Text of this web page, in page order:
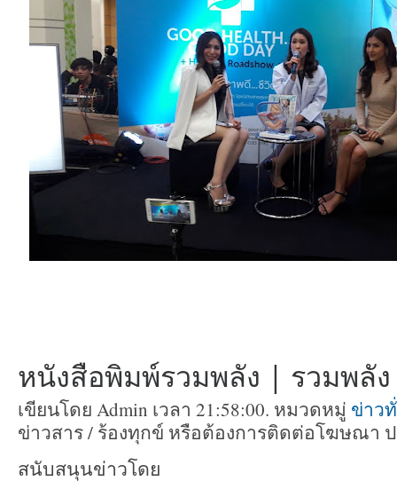
หนังสือพิมพ์รวมพลัง | รวมพลั
เขียนโดย Admin เวลา 21:58:00. หมวดหมู่ ข่าว
ข่าวสาร / ร้องทุกข์ หรือต้องการติดต่อโฆษณา
สนับสนุนข่าวโดย